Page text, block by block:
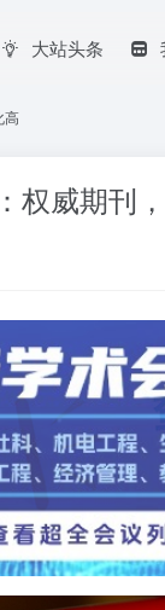
大站头条
高
权威期刊